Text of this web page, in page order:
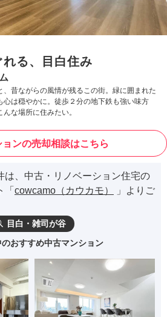
れる、目白住み
昔ながらの風情が残るこの街。緑に囲まれた
心は穏やかに。徒歩２分の地下鉄も強い味方
な場所に住みたい。
ョンの売却相談はこちら
は、中古・リノベーション住宅の
cowcamo（カウカモ）
」よりご
目白・雑司が谷
おすすめ中古マンション